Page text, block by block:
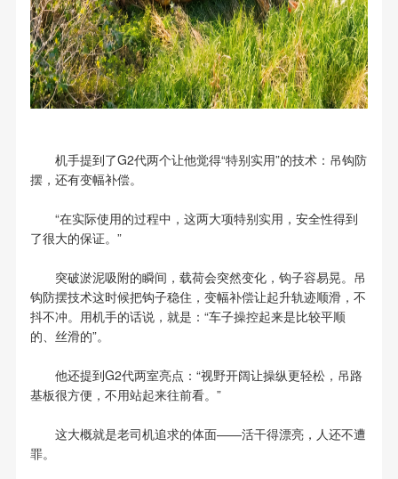
机手提到了G2代两个让他觉得“特别实用”的技术：吊钩防
摆，还有变幅补偿。
“在实际使用的过程中，这两大项特别实用，安全性得到
了很大的保证。”
突破淤泥吸附的瞬间，载荷会突然变化，钩子容易晃。吊
钩防摆技术这时候把钩子稳住，变幅补偿让起升轨迹顺滑，不
抖不冲。用机手的话说，就是：“车子操控起来是比较平顺
的、丝滑的”。
他还提到G2代两室亮点：“视野开阔让操纵更轻松，吊路
基板很方便，不用站起来往前看。”
这大概就是老司机追求的体面——活干得漂亮，人还不遭
罪。